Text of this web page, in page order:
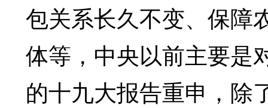
包关系长久不变、保障
体等，中央以前主要是
的十九大报告重申，除